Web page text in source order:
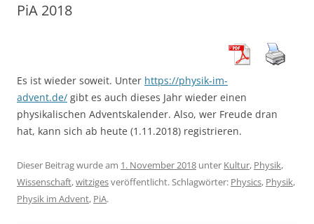
PiA 2018
Es ist wieder soweit. Unter https://physik-im-
advent.de/ gibt es auch dieses Jahr wieder einen
physikalischen Adventskalender. Also, wer Freude dran
hat, kann sich ab heute (1.11.2018) registrieren.
Dieser Beitrag wurde am 1. November 2018 unter Kultur, Physik,
Wissenschaft,witzigesveröffentlicht. Schlagwörter: Physics, Physik,
Physik im Advent, PiA.